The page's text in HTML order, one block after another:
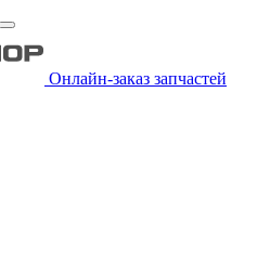
Онлайн-заказ запчастей